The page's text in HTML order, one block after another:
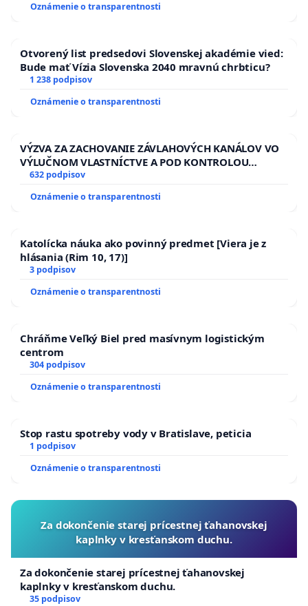
Oznámenie o transparentnosti
Otvorený list predsedovi Slovenskej akadémie vied:
Bude mať Vízia Slovenska 2040 mravnú chrbticu?
1 238 podpisov
Oznámenie o transparentnosti
VÝZVA ZA ZACHOVANIE ZÁVLAHOVÝCH KANÁLOV VO
VÝLUČNOM VLASTNÍCTVE A POD KONTROLOU
SLOVENSKEJ REPUBLIKY & žiadosť na riešenie
zanedbaného stavu závlahových a odvodňovacích
kanálov na Slovensku
632 podpisov
Oznámenie o transparentnosti
Katolícka náuka ako povinný predmet [Viera je z
hlásania (Rim 10, 17)]
3 podpisov
Oznámenie o transparentnosti
Chráňme Veľký Biel pred masívnym logistickým
centrom
304 podpisov
Oznámenie o transparentnosti
Stop rastu spotreby vody v Bratislave, peticia
1 podpisov
Oznámenie o transparentnosti
Za dokončenie starej prícestnej ťahanovskej
kaplnky v kresťanskom duchu.
Za dokončenie starej prícestnej ťahanovskej
kaplnky v kresťanskom duchu.
35 podpisov